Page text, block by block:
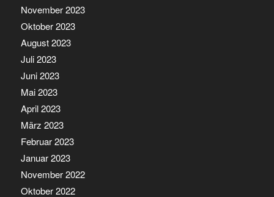
November 2023
Oktober 2023
August 2023
Juli 2023
Juni 2023
Mai 2023
April 2023
März 2023
Februar 2023
Januar 2023
November 2022
Oktober 2022